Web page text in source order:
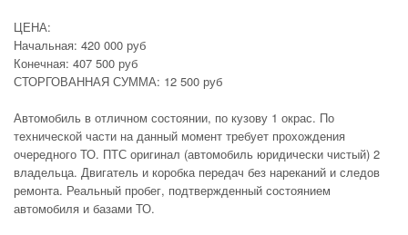
ЦЕНА:
Начальная: 420 000 руб
Конечная: 407 500 руб
СТОРГОВАННАЯ СУММА: 12 500 руб
Автомобиль в отличном состоянии, по кузову 1 окрас. По
технической части на данный момент требует прохождения
очередного ТО. ПТС оригинал (автомобиль юридически чистый) 2
владельца. Двигатель и коробка передач без нареканий и следов
ремонта. Реальный пробег, подтвержденный состоянием
автомобиля и базами ТО.